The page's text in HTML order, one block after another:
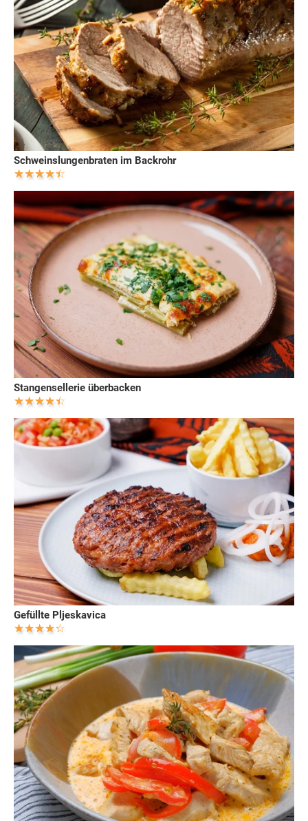
Schweinslungenbraten im Backrohr
Stangensellerie überbacken
Gefüllte Pljeskavica